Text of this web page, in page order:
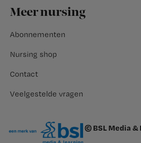
Footer
Meer nursing
Abonnementen
Nursing shop
Contact
Veelgestelde vragen
© BSL Media &